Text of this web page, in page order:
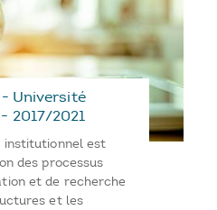
Université
2017/2021
institutionnel est
des processus
et de recherche
et les